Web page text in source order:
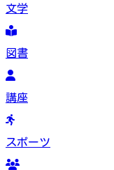
文学
図書
講座
スポーツ